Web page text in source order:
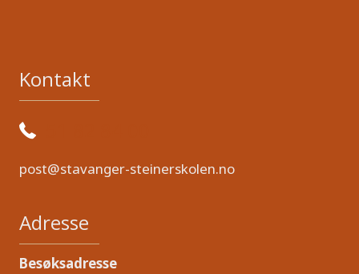
Kontakt
post@stavanger-steinerskolen.no
Adresse
Besøksadresse